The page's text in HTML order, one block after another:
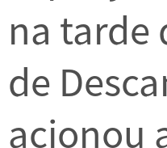
na tarde
de
acionou